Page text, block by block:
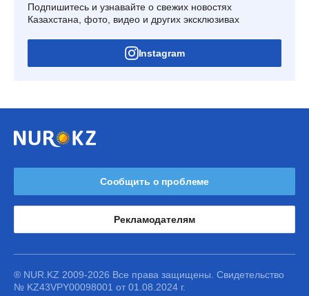
Подпишитесь и узнавайте о свежих новостях
Казахстана, фото, видео и других эксклюзивах
Instagram
Сообщить о проблеме
Рекламодателям
® NUR.KZ 2009-2026 Все права защищены. Свидетельство
№ KZ43VPY00098001 от 01.08.2024 г.